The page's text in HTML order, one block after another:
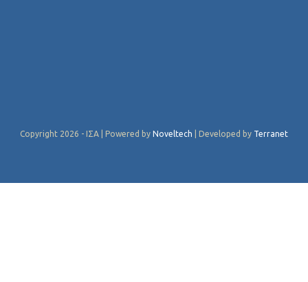
Copyright 2026 - ΙΣΑ | Powered by Noveltech | Developed by Terranet